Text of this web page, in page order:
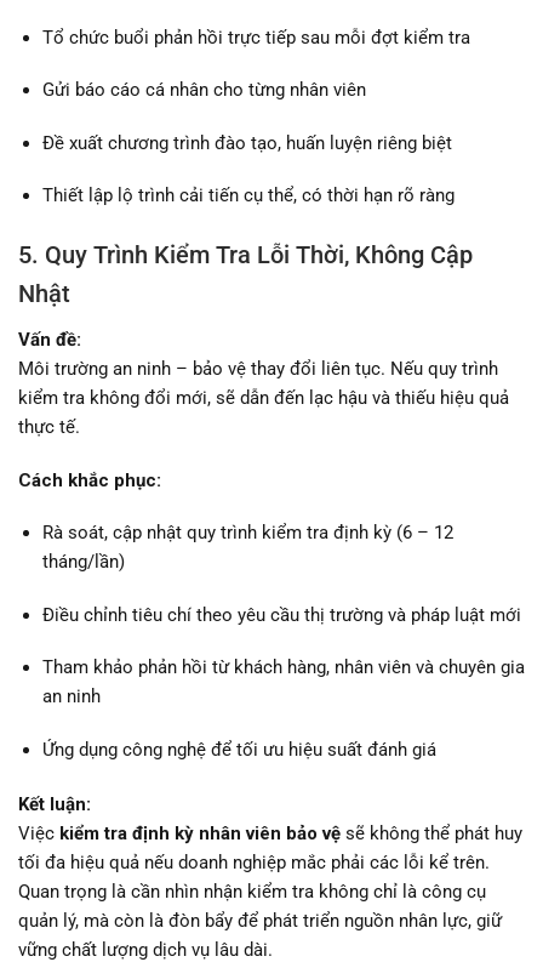
Tổ chức buổi phản hồi trực tiếp sau mỗi đợt kiểm tra
Gửi báo cáo cá nhân cho từng nhân viên
Đề xuất chương trình đào tạo, huấn luyện riêng biệt
Thiết lập lộ trình cải tiến cụ thể, có thời hạn rõ ràng
5. Quy Trình Kiểm Tra Lỗi Thời, Không Cập
Nhật
Vấn đề:
Môi trường an ninh – bảo vệ thay đổi liên tục. Nếu quy trình
kiểm tra không đổi mới, sẽ dẫn đến lạc hậu và thiếu hiệu quả
thực tế.
Cách khắc phục:
Rà soát, cập nhật quy trình kiểm tra định kỳ (6 – 12
tháng/lần)
Điều chỉnh tiêu chí theo yêu cầu thị trường và pháp luật mới
Tham khảo phản hồi từ khách hàng, nhân viên và chuyên gia
an ninh
Ứng dụng công nghệ để tối ưu hiệu suất đánh giá
Kết luận:
Việc kiểm tra định kỳ nhân viên bảo vệ sẽ không thể phát huy
tối đa hiệu quả nếu doanh nghiệp mắc phải các lỗi kể trên.
Quan trọng là cần nhìn nhận kiểm tra không chỉ là công cụ
quản lý, mà còn là đòn bẩy để phát triển nguồn nhân lực, giữ
vững chất lượng dịch vụ lâu dài.